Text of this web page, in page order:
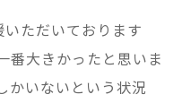
ただいております
番大きかったと思いま
かいないという状況